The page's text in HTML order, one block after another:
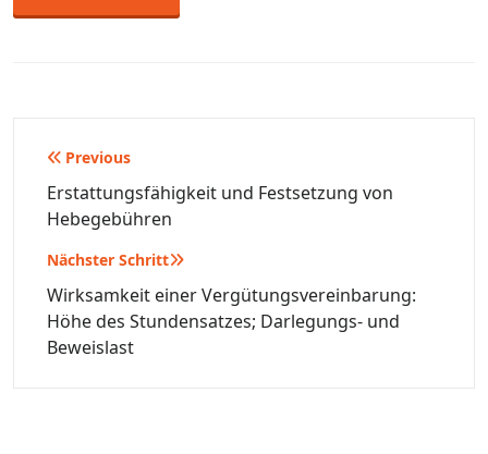
Beitragsnavigation
Previous
Erstattungsfähigkeit und Festsetzung von
Hebegebühren
Nächster Schritt
Wirksamkeit einer Vergütungsvereinbarung:
Höhe des Stundensatzes; Darlegungs- und
Beweislast